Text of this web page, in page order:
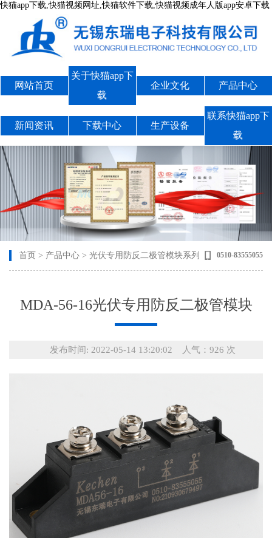
快猫app下载,快猫视频网址,快猫软件下载,快猫视频成年人版app安卓下载
网站首页
关于快猫app下
载
企业文化 产品中心
新闻资讯 下载中心 生产设备
联系快猫app下
载
首页 > 产品中心 > 光伏专用防反二极管模块系列 0510-83555055
MDA-56-16光伏专用防反二极管模块
发布时间: 2022-05-14 13:20:02 人气：926 次